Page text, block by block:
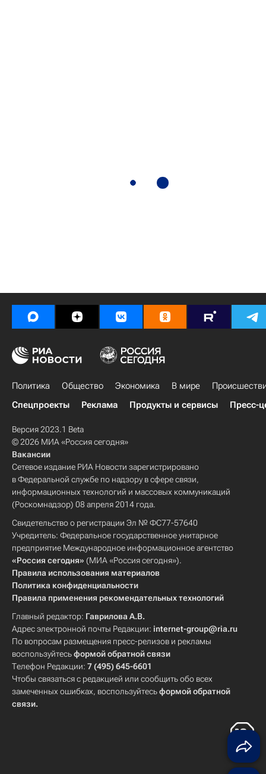
Политика Общество Экономика В мире
Спецпроекты
Реклама Продукты и сервисы Пресс-
Версия 2023.1 Beta
© 2026 МИА «Россия сегодня»
Вакансии
Сетевое издание РИА Новости зарегистрировано
в Федеральной службе по надзору в сфере связи,
информационных технологий и массовых коммуникаций
(Роскомнадзор) 08 апреля 2014 года.
Свидетельство о регистрации Эл № ФС77-57640
Учредитель: Федеральное государственное унитарное
предприятие Международное информационное агентство
«Россия сегодня» (МИА «Россия сегодня»).
Правила использования материалов
Политика конфиденциальности
Правила применения рекомендательных технологий
Главный редактор: Гаврилова А.В.
Адрес электронной почты Редакции: internet-group@ria.ru
По вопросам размещения пресс-релизов и рекламы
воспользуйтесьформой обратной связи
Телефон Редакции: 7 (495) 645-6601
Чтобы связаться с редакцией или сообщить обо всех
замеченных ошибках, воспользуйтесьформой обратной
связи.